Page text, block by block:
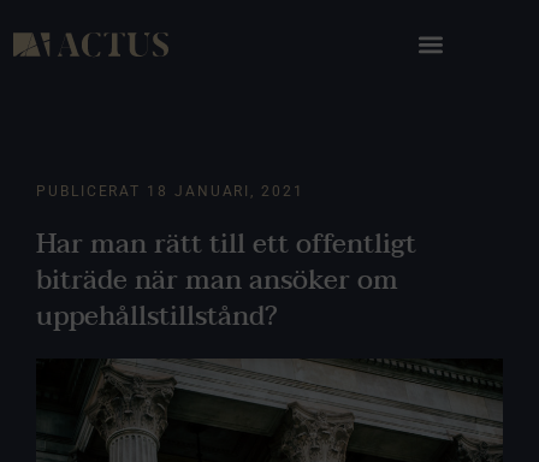
PUBLICERAT 18 JANUARI, 2021
Har man rätt till ett offentligt
biträde när man ansöker om
uppehållstillstånd?